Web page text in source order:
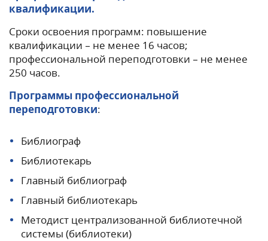
квалификации.
Сроки освоения программ: повышение
квалификации – не менее 16 часов;
профессиональной переподготовки – не менее
250 часов.
Программы профессиональной
переподготовки:
Библиограф
Библиотекарь
Главный библиограф
Главный библиотекарь
Методист централизованной библиотечной
системы (библиотеки)